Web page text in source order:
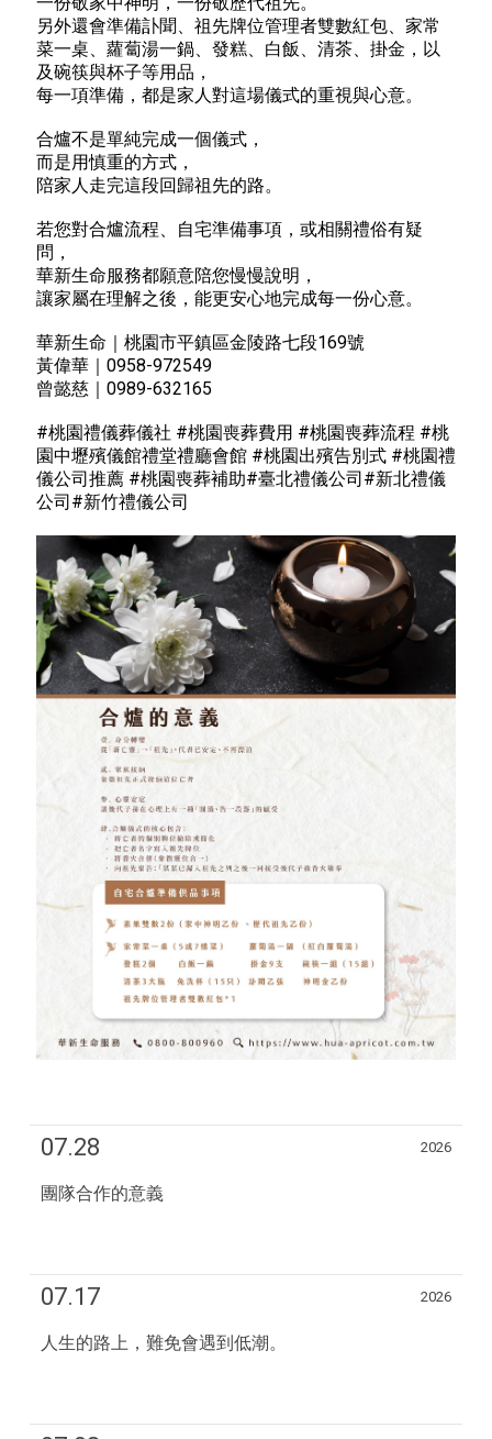
另外還會準備訃聞、祖先牌位管理者雙數紅包、家常
菜一桌、蘿蔔湯一鍋、發糕、白飯、清茶、掛金，以
及碗筷與杯子等用品，
每一項準備，都是家人對這場儀式的重視與心意。
合爐不是單純完成一個儀式，
而是用慎重的方式，
陪家人走完這段回歸祖先的路。
若您對合爐流程、自宅準備事項，或相關禮俗有疑
問，
華新生命服務都願意陪您慢慢說明，
讓家屬在理解之後，能更安心地完成每一份心意。
華新生命｜桃園市平鎮區金陵路七段169號
黃偉華｜0958-972549
曾懿慈｜0989-632165
#桃園禮儀葬儀社 #桃園喪葬費用 #桃園喪葬流程 #桃
園中壢殯儀館禮堂禮廳會館 #桃園出殯告別式 #桃園禮
儀公司推薦 #桃園喪葬補助#臺北禮儀公司#新北禮儀
公司#新竹禮儀公司
07.28 2026
團隊合作的意義
07.17 2026
人生的路上，難免會遇到低潮。